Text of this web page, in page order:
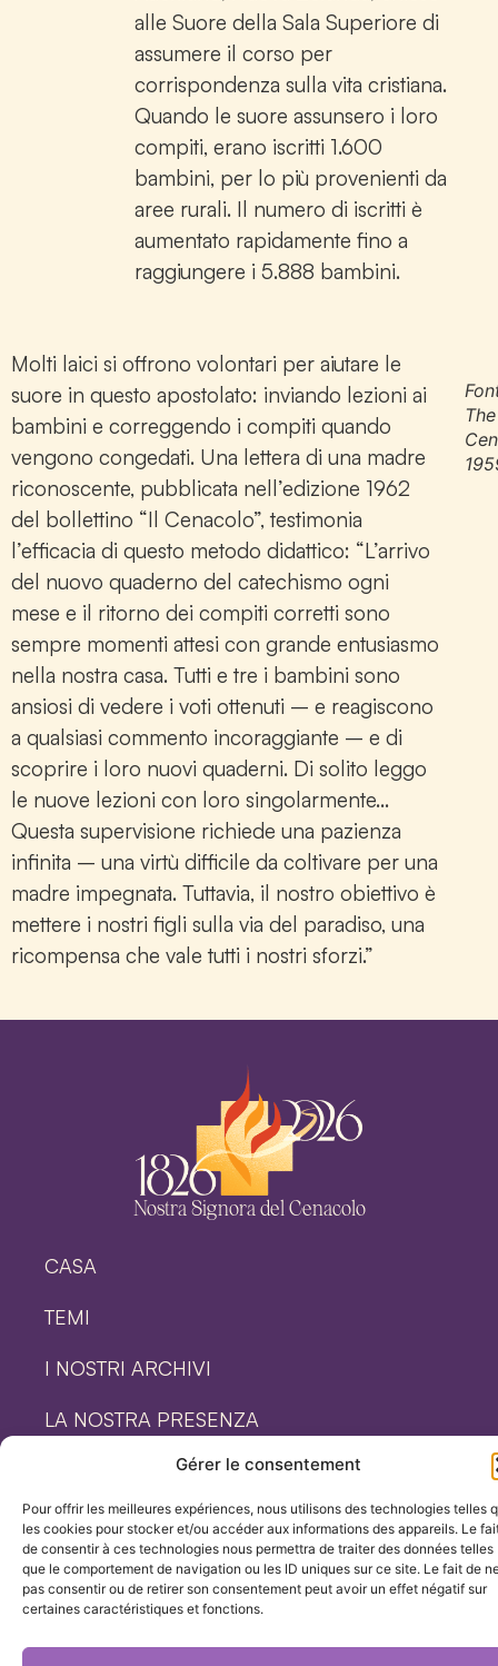
Gérer le consentement
Pour offrir les meilleures expériences, nous utilisons des technologies telles
les cookies pour stocker et/ou accéder aux informations des appareils. Le
de consentir à ces technologies nous permettra de traiter des données telles
que le comportement de navigation ou les ID uniques sur ce site. Le fait de
pas consentir ou de retirer son consentement peut avoir un effet négatif sur
certaines caractéristiques et fonctions.
alle Suore della Sala Superiore di
assumere il corso per
corrispondenza sulla vita cristiana.
Quando le suore assunsero i loro
compiti, erano iscritti 1.600
bambini, per lo più provenienti da
aree rurali. Il numero di iscritti è
aumentato rapidamente fino a
raggiungere i 5.888 bambini.
The
Molti laici si offrono volontari per aiutare le
suore in questo apostolato: inviando lezioni ai
bambini e correggendo i compiti quando
vengono congedati. Una lettera di una madre
riconoscente, pubblicata nell’edizione 1962
del bollettino “Il Cenacolo”, testimonia
l’efficacia di questo metodo didattico: “L’arrivo
del nuovo quaderno del catechismo ogni
mese e il ritorno dei compiti corretti sono
sempre momenti attesi con grande entusiasmo
nella nostra casa. Tutti e tre i bambini sono
ansiosi di vedere i voti ottenuti – e reagiscono
a qualsiasi commento incoraggiante – e di
scoprire i loro nuovi quaderni. Di solito leggo
le nuove lezioni con loro singolarmente…
Questa supervisione richiede una pazienza
infinita – una virtù difficile da coltivare per una
madre impegnata. Tuttavia, il nostro obiettivo è
mettere i nostri figli sulla via del paradiso, una
ricompensa che vale tutti i nostri sforzi.”
CASA
TEMI
I NOSTRI ARCHIVI
LA NOSTRA PRESENZA
Nostra Signora del Cenacolo
Avviso legale e informativa sulla privacyBiscotti
Prodotto da Bluekat Digital